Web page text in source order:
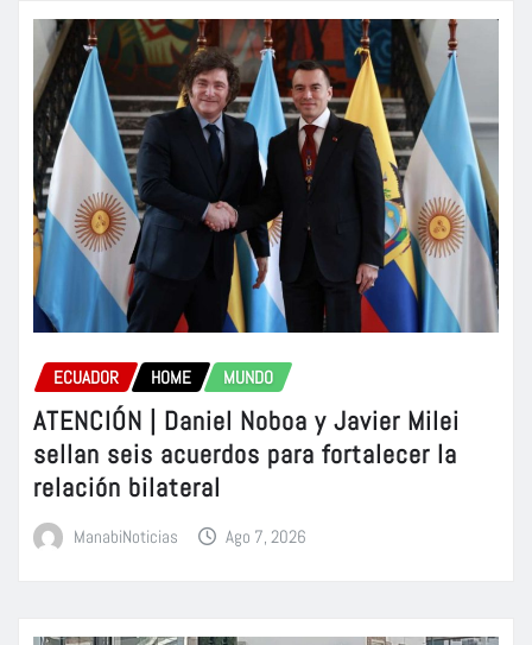
ECUADOR HOME MUNDO
ATENCIÓN | Daniel Noboa y Javier Milei
sellan seis acuerdos para fortalecer la
relación bilateral
ManabiNoticias Ago 7, 2026